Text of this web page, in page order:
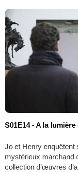
S01E14 - A la
Jo et Henry enquêtent
mystérieux marchand
collection d’œuvres